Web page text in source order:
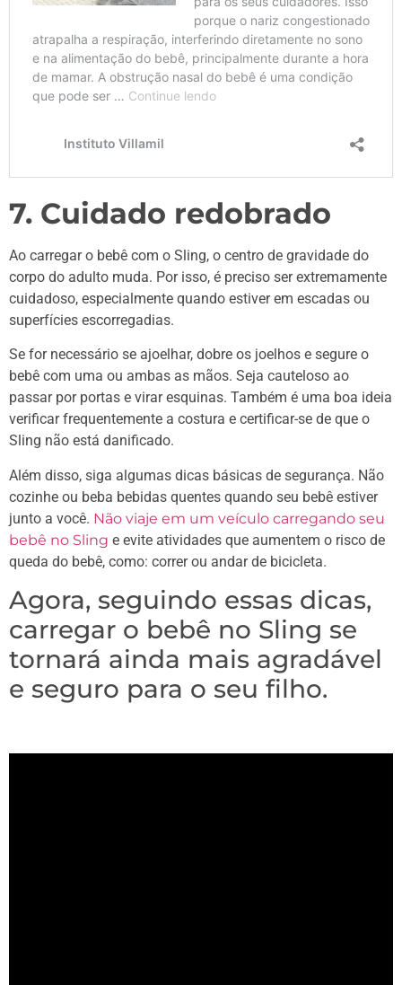
7. Cuidado redobrado
Ao carregar o bebê com o Sling, o centro de gravidade do
corpo do adulto muda. Por isso, é preciso ser extremamente
cuidadoso, especialmente quando estiver em escadas ou
superfícies escorregadias.
Se for necessário se ajoelhar, dobre os joelhos e segure o
bebê com uma ou ambas as mãos. Seja cauteloso ao
passar por portas e virar esquinas. Também é uma boa ideia
verificar frequentemente a costura e certificar-se de que o
Sling não está danificado.
Além disso, siga algumas dicas básicas de segurança. Não
cozinhe ou beba bebidas quentes quando seu bebê estiver
junto a você. Não viaje em um veículo carregando seu
bebê no Sling e evite atividades que aumentem o risco de
queda do bebê, como: correr ou andar de bicicleta.
Agora, seguindo essas dicas,
carregar o bebê no Sling se
tornará ainda mais agradável
e seguro para o seu filho.